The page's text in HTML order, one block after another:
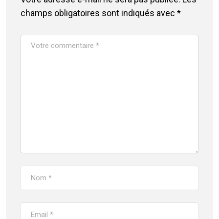
champs obligatoires sont indiqués avec *